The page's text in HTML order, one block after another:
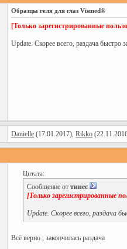
Образцы геля для глаз Vismed®
[Только зарегистрированные
Update. Скорее всего, раздача быстро
Danielle (17.01.2017), Rikko
Цитата:
Сообщение от тинес
[Только зарегистрированные
Update. Скорее всего, раздача
Всё верно , закончилась раздача